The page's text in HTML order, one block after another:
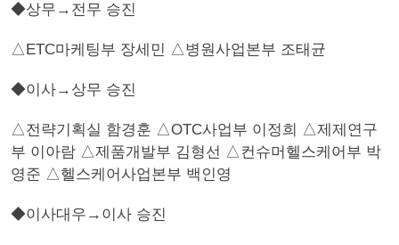
◆상무→전무 승진
△ETC마케팅부 장세민 △병원사업본부 조태균
◆이사→상무 승진
△전략기획실 함경훈 △OTC사업부 이정희 △제제연구
부 이아람 △제품개발부 김형선 △컨슈머헬스케어부 박
영준 △헬스케어사업본부 백인영
◆이사대우→이사 승진